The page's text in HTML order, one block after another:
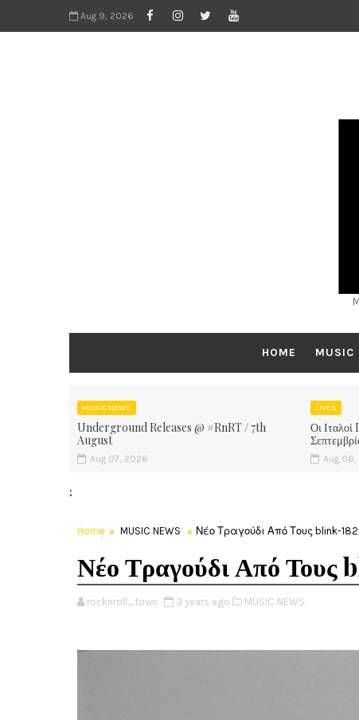
Aug 9, 2026
HOME MUSIC
MUSIC NEWS
Underground Releases @ #RnRT / 7th
August
Aug 07, 2026
LIVES
Οι
Aug
;
Home MUSIC NEWS Νέο Τραγούδι Από Τους blink-182!
Νέο Τραγούδι Από Τους
rocknroll_town 3 years ago MUSIC NEWS,